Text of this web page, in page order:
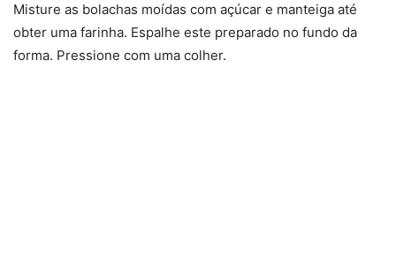
Misture as bolachas moídas com açúcar e manteiga até
obter uma farinha. Espalhe este preparado no fundo da
forma. Pressione com uma colher.